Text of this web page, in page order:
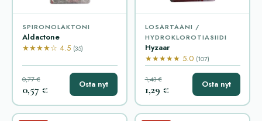
SPIRONOLAKTONI
Aldactone
★★★★☆ 4.5 (35)
0,77 €
0,57 € Osta nyt
LOSARTAANI /
HYDROKLOROTIASIIDI
Hyzaar
★★★★★ 5.0 (107)
1,43 €
1,29 € Osta nyt